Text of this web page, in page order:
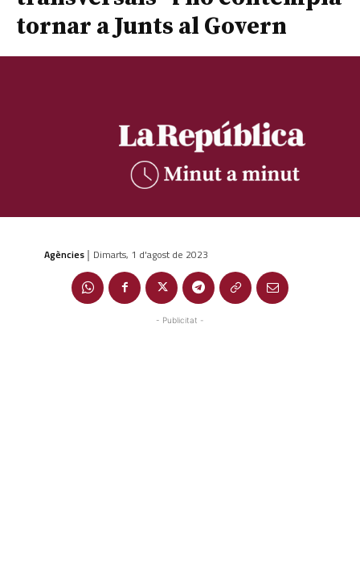
tornar a Junts al Govern
Agències | Dimarts, 1 d'agost de 2023
- Publicitat -